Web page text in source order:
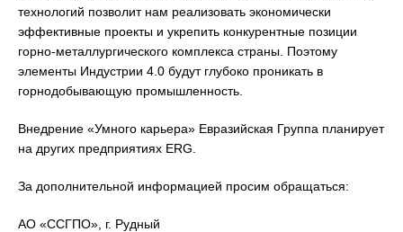
технологий позволит нам реализовать экономически
эффективные проекты и укрепить конкурентные позиции
горно-металлургического комплекса страны. Поэтому
элементы Индустрии 4.0 будут глубоко проникать в
горнодобывающую промышленность.
Внедрение «Умного карьера» Евразийская Группа планирует
на других предприятиях ERG.
За дополнительной информацией просим обращаться:
АО «ССГПО», г. Рудный